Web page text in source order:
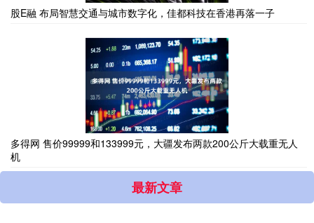
股E融 布局智慧交通与城市数字化，佳都科技在香港再落一子
多得网 售价99999和133999元，大疆发布两款200公斤大载重无人
机
最新文章